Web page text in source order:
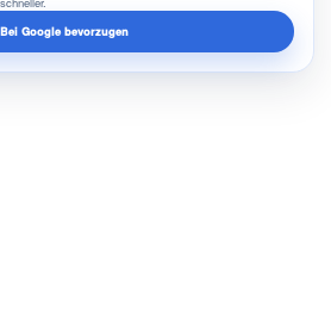
Bei Google bevorzugen